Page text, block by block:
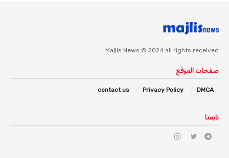
Majlis News © 2024 all rights received.
صفحات الموقع
DMCA
Privacy Policy
contact us
تابعنا